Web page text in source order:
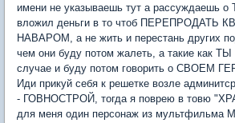
имени не указываешь тут а рассуждаешь
вложил деньги в то чтоб ПЕРЕПРОДАТЬ
НАВАРОМ, а не жить и перестань других
чем они буду потом жалеть, а такие как ТЫ
случае и буду потом говорить о СВОЕМ
Иди прикуй себя к решетке возле
- ГОВНОСТРОЙ, тогда я поврею в товю
для меня один персонаж из мультфильма